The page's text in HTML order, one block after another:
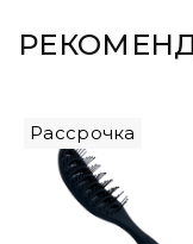
Рассрочка